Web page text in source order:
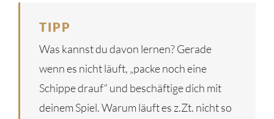
TIPP
Was kannst du davon lernen? Gerade
wenn es nicht läuft, „packe noch eine
Schippe drauf“ und beschäftige dich mit
deinem Spiel. Warum läuft es z.Zt. nicht so